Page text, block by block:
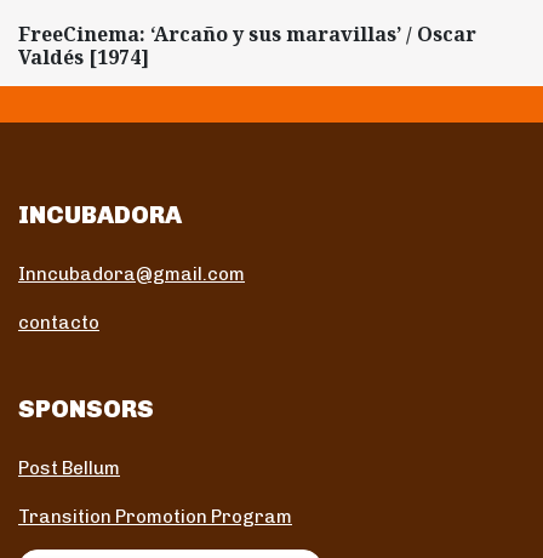
FreeCinema: ‘Arcaño y sus maravillas’ / Oscar
Valdés [1974]
INCUBADORA
Inncubadora@gmail.com
contacto
SPONSORS
Post Bellum
Transition Promotion Program